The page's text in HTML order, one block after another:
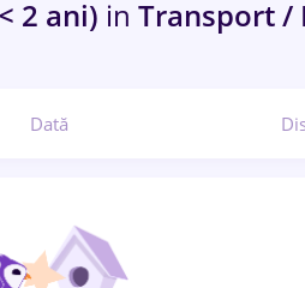
2 ani) in Transport /
Dată